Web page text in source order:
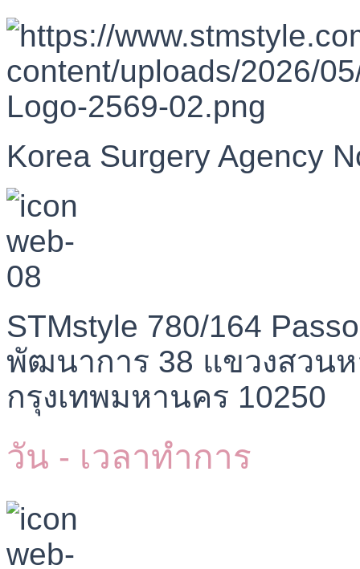
Korea Surgery Agency
STMstyle 780/164
พัฒนาการ 38 แขวงสวน
กรุงเทพมหานคร 10250
วัน - เวลาทำการ